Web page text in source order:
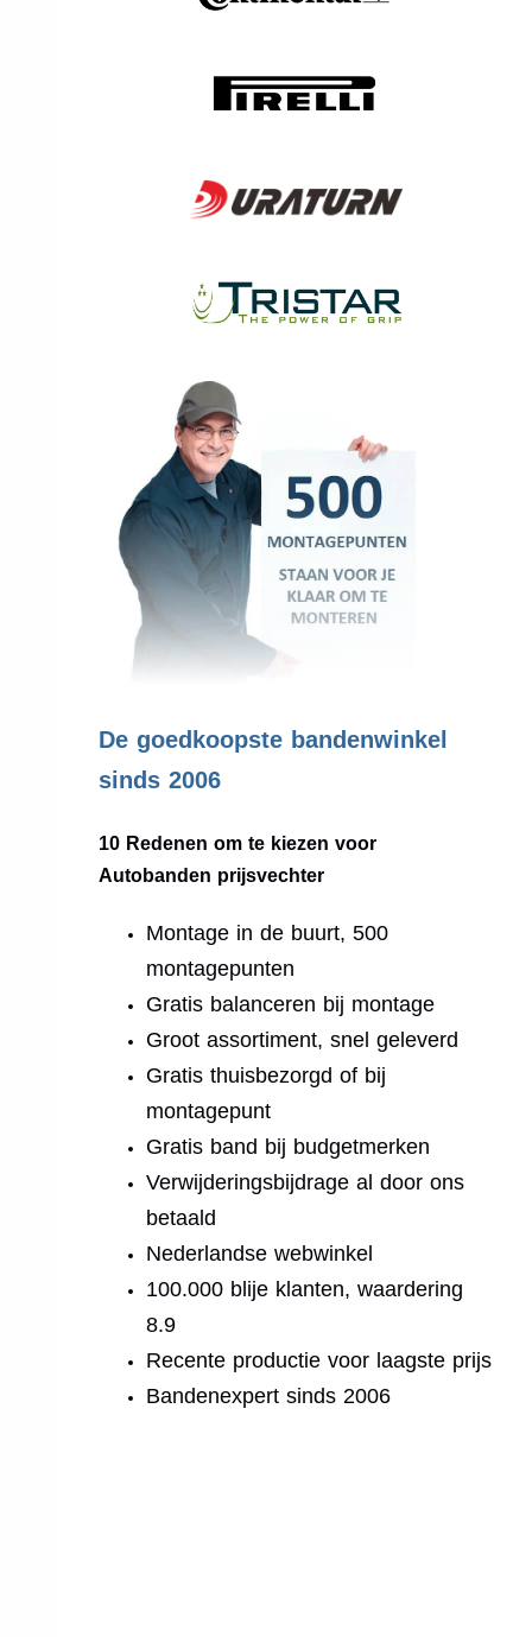
De goedkoopste bandenwinkel
sinds 2006
10 Redenen om te kiezen voor
Autobanden prijsvechter
Montage in de buurt, 500
montagepunten
Gratis balanceren bij montage
Groot assortiment, snel geleverd
Gratis thuisbezorgd of bij
montagepunt
Gratis band bij budgetmerken
Verwijderingsbijdrage al door ons
betaald
Nederlandse webwinkel
100.000 blije klanten, waardering
8.9
Recente productie voor laagste prijs
Bandenexpert sinds 2006